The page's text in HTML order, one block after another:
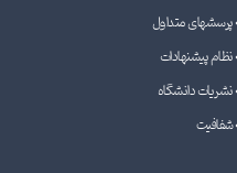
پرسشهای متداول
نظام پیشنهادات
نشریات دانشگاه
شفافیت